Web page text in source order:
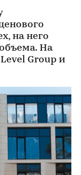
на него
На
Group и